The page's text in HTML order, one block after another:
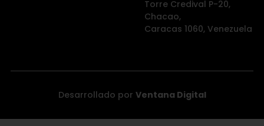
Torre Credival P-20,
Chacao,
Caracas 1060, Venezuela
Desarrollado por Ventana Digital